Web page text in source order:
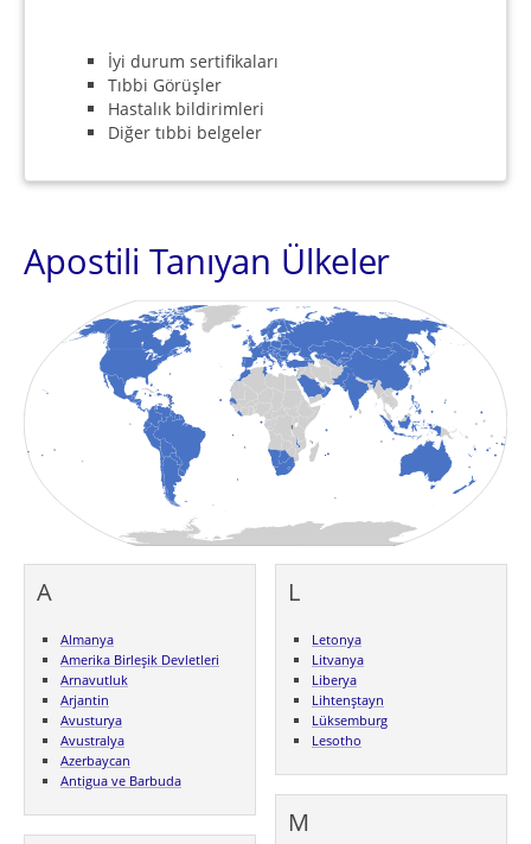
İyi durum sertifikaları
Tıbbi Görüşler
Hastalık bildirimleri
Diğer tıbbi belgeler
Apostili Tanıyan Ülkeler
A
Almanya
Amerika Birleşik Devletleri
Arnavutluk
Arjantin
Avusturya
Avustralya
Azerbaycan
Antigua ve Barbuda
L
Letonya
Litvanya
Liberya
Lihtenştayn
Lüksemburg
Lesotho
M